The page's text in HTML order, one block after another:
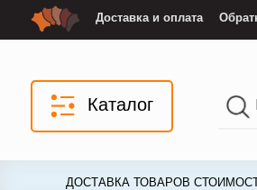
Доставка и оплата
Каталог
ДОСТАВКА ТОВАРОВ
ДОСТАВКА ТОВАРОВ